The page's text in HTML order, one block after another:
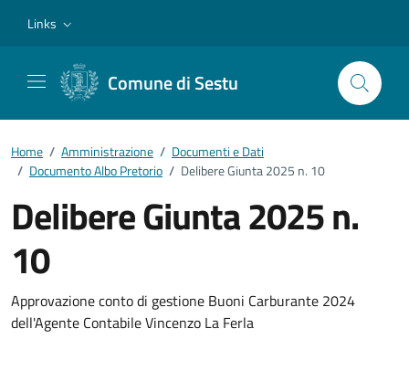
Links
Comune di Sestu
Home / Amministrazione / Documenti e Dati
/ Documento Albo Pretorio / Delibere Giunta 2025 n. 10
Delibere Giunta 2025 n.
10
Dettagli del documento
Approvazione conto di gestione Buoni Carburante 2024
dell'Agente Contabile Vincenzo La Ferla